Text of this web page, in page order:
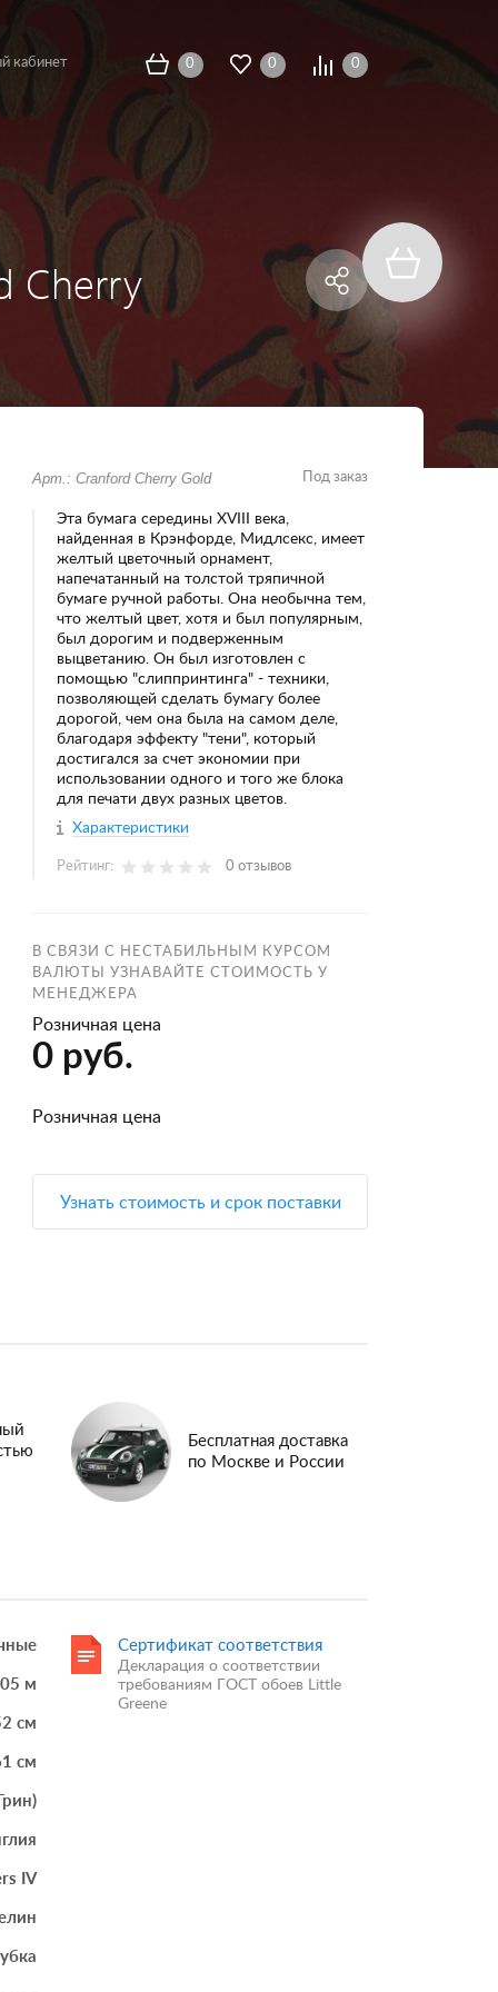
кабинет 0 0 0
Cherry
Арт.: Cranford Cherry Gold Под заказ
Эта бумага середины XVIII века,
найденная в Крэнфорде, Мидлсекс, имеет
желтый цветочный орнамент,
напечатанный на толстой тряпичной
бумаге ручной работы. Она необычна тем,
что желтый цвет, хотя и был популярным,
был дорогим и подверженным
выцветанию. Он был изготовлен с
помощью "слиппринтинга" - техники,
позволяющей сделать бумагу более
дорогой, чем она была на самом деле,
благодаря эффекту "тени", который
достигался за счет экономии при
использовании одного и того же блока
для печати двух разных цветов.
Характеристики
Рейтинг: 0 отзывов
В СВЯЗИ С НЕСТАБИЛЬНЫМ КУРСОМ
ВАЛЮТЫ УЗНАВАЙТЕ СТОИМОСТЬ У
МЕНЕДЖЕРА
Розничная цена
0 руб.
Розничная цена
Узнать стоимость и срок поставки
Бесплатная доставка
по Москве и России
м
см
см
IV
Сертификат соответствия
Декларация о соответствии
требованиям ГОСТ обоев Little
Greene